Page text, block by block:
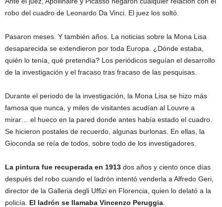
robo del cuadro de Leonardo Da Vinci. El juez los soltó.
Pasaron meses. Y también años. La noticias sobre la Mona Lisa
desaparecida se extendieron por toda Europa. ¿Dónde estaba,
quién lo tenía, qué pretendía? Los periódicos seguían el desarrollo
de la investigación y el fracaso tras fracaso de las pesquisas.
Durante el periodo de la investigación, la Mona Lisa se hizo más
famosa que nunca, y miles de visitantes acudían al Louvre a
mirar… el hueco en la pared donde antes había estado el cuadro.
Se hicieron postales de recuerdo, algunas burlonas. En ellas, la
Gioconda se reía de todos, sobre todo de los investigadores.
La pintura fue recuperada en 1913 dos años y ciento once días
después del robo cuando el ladrón intentó venderla a Alfredo Geri,
director de la Galleria degli Uffizi en Florencia, quien lo delató a la
policía. El ladrón se llamaba Vincenzo Peruggia